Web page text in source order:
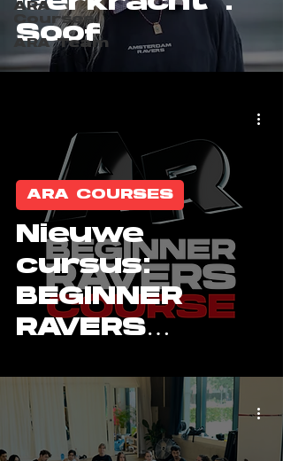
ARA
Courses
ARA Team
Soof
Nieuwe
cursus:
BEGINNER
RAVERS
ARA COURSES